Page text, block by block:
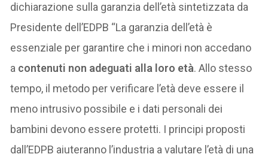
dichiarazione sulla garanzia dell’età sintetizzata da
Presidente dell’EDPB “La garanzia dell’età è
essenziale per garantire che i minori non accedano
a contenuti non adeguati alla loro età. Allo stesso
tempo, il metodo per verificare l’età deve essere il
meno intrusivo possibile e i dati personali dei
bambini devono essere protetti. I principi proposti
dall’EDPB aiuteranno l’industria a valutare l’età di una